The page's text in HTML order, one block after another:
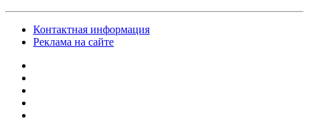
Контактная информация
Реклама на сайте